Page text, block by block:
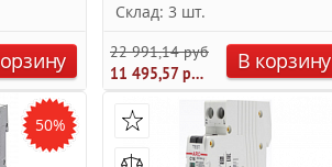
Склад: 3 шт.
22 991,14 руб.
11 495,57 руб.
В корзину
50%